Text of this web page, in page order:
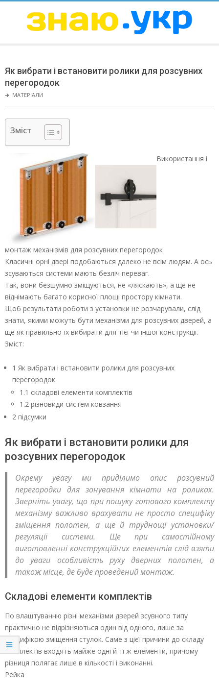
ЗНАЮ
Menu
Як вибрати і встановити ролики для розсувних
перегородок
🡲 МАТЕРІАЛИ
Зміст
Використання і
монтаж механізмів для розсувних перегородок
Класичні орні двері подобаються далеко не всім людям. А ось
зсуваються системи мають безліч переваг.
Так, вони безшумно зміщуються, не «ляскають», а ще не
віднімають багато корисної площі простору кімнати.
Щоб результати роботи з установки не розчарували, слід
знати, якими можуть бути механізми для розсувних дверей, а
ще як правильно їх вибирати для тієї чи іншої конструкції.
Зміст:
1 Як вибрати і встановити ролики для розсувних
перегородок
1.1 складові елементи комплектів
1.2 різновиди систем ковзання
2 підсумки
Як вибрати і встановити ролики для
розсувних перегородок
Окрему увагу ми приділимо опис розсувний
перегородки для зонування кімнати на роликах.
Зверніть увагу, що при пошуку готового комплекту
механізму важливо врахувати не просто специфіку
зміщення полотен, а ще й труднощі установки/
регуляції системи. Ще при самостійному
виготовленні конструкційних елементів слід взяти
до уваги особливість руху дверних полотен, а
також місце, де буде проведений монтаж.
Складові елементи комплектів
По влаштуванню різні механізми дверей зсувного типу
практично не відрізняються один від одного, лише за
специфікою зміщення стулок. Саме з цієї причини до складу
комплектів входять майже одні й ті ж елементи, причому
різниця полягає лише в кількості і виконанні.
Рейка